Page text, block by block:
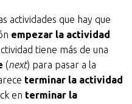
actividades que hay que
empezar la actividad
tiene más de una
(next) para pasar a la
terminar la actividad
en terminar la